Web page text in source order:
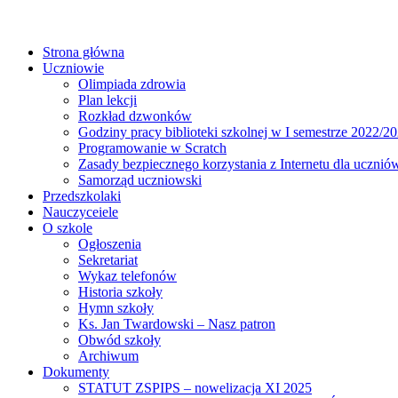
Strona główna
Uczniowie
Olimpiada zdrowia
Plan lekcji
Rozkład dzwonków
Godziny pracy biblioteki szkolnej w I semestrze 2022/
Programowanie w Scratch
Zasady bezpiecznego korzystania z Internetu dla
Samorząd uczniowski
Przedszkolaki
Nauczyceiele
O szkole
Ogłoszenia
Sekretariat
Wykaz telefonów
Historia szkoły
Hymn szkoły
Ks. Jan Twardowski – Nasz patron
Obwód szkoły
Archiwum
Dokumenty
STATUT ZSPIPS – nowelizacja XI 2025